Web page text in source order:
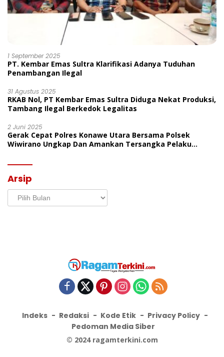
1 September 2025
PT. Kembar Emas Sultra Klarifikasi Adanya Tuduhan
Penambangan Ilegal
31 Agustus 2025
RKAB Nol, PT Kembar Emas Sultra Diduga Nekat Produksi,
Tambang Ilegal Berkedok Legalitas
2 Juni 2025
Gerak Cepat Polres Konawe Utara Bersama Polsek
Wiwirano Ungkap Dan Amankan Tersangka Pelaku
Arsip
Arsip
Indeks Redaksi Kode Etik
Privacy Policy
Pedoman Media Siber
© 2024 ragamterkini.com